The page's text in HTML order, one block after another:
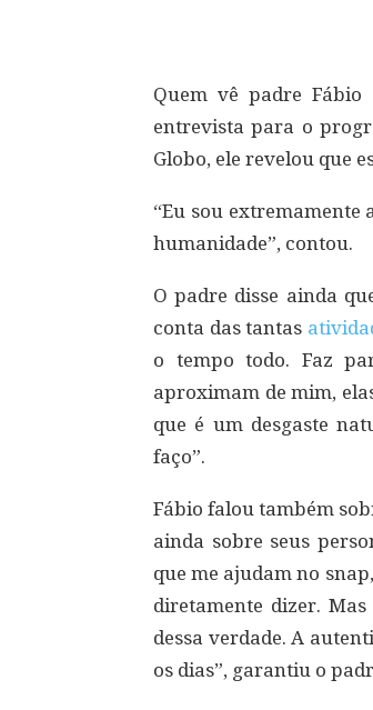
Quem vê padre
entrevista para o
Globo, ele revelou que
“Eu sou
humanidade”, contou.
O padre disse ainda
conta das tantas
o tempo todo. Faz
aproximam de mim,
que é um desgaste
faço”.
Fábio falou também
ainda sobre seus
que me ajudam no
diretamente dizer.
dessa verdade. A
os dias”, garantiu o